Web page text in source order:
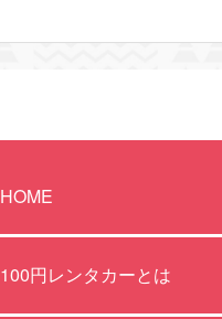
HOME
100円レンタカーとは